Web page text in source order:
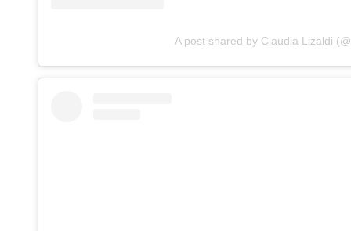
A post shared by Claudia Lizaldi